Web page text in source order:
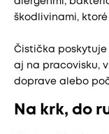
škodlivinami,
Čistička poskytuje
aj na pracovisku,
doprave alebo
Na krk, do